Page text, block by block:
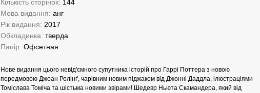
Кількість сторінок: 144
Мова видання: анг
Рік видання: 2017
Обкладинка: тверда
Папір: Офсетная
Нове видання цього невід'ємного супутника історій про Гаррі Поттера з новою
передмовою Джоан Ролінґ, чарівним новим піджаком від Джонні Даддла, ілюстраціями
Томіслава Томіча та шістьма новими звірами! Шедевр Ньюта Скамандера, який від